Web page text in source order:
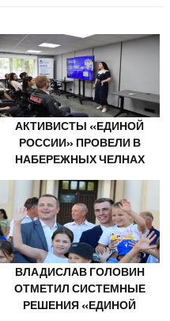
АКТИВИСТЫ «ЕДИНОЙ
РОССИИ» ПРОВЕЛИ В
НАБЕРЕЖНЫХ ЧЕЛНАХ
МЕРОПРИЯТИЯ ДЛЯ
МОЛОДЫХ СПЕЦИАЛИСТОВ
КАМАЗА
ВЛАДИСЛАВ ГОЛОВИН
ОТМЕТИЛ СИСТЕМНЫЕ
РЕШЕНИЯ «ЕДИНОЙ